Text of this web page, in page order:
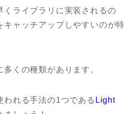
くライブラリに実装されるの
キャッチアップしやすいのが特
多くの種類があります。
われる手法の1つである Light